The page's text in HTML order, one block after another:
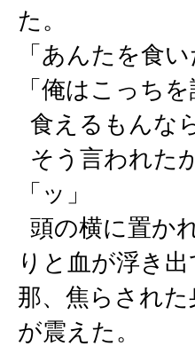
た。
「あんたを食い
「俺はこっち
食えるもんな
そう言われた
「ッ」
頭の横に置か
りと血が浮き
那、焦らされ
が震えた。